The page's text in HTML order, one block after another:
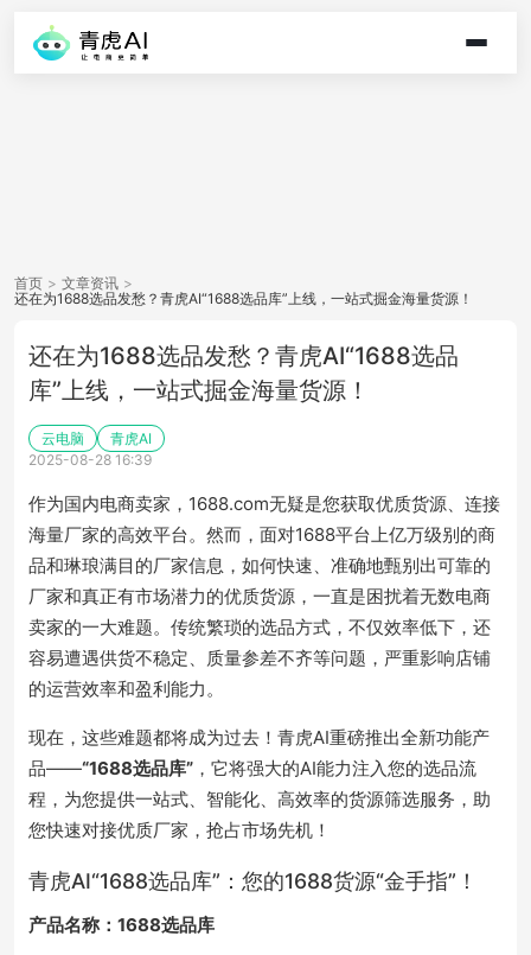
首页 > 文章资讯 >
还在为1688选品发愁？青虎AI“1688选品库”上线，一站式掘金海量货源！
还在为1688选品发愁？青虎AI“1688选品
库”上线，一站式掘金海量货源！
云电脑
青虎AI
2025-08-28 16:39
作为国内电商卖家，1688.com无疑是您获取优质货源、连接
海量厂家的高效平台。然而，面对1688平台上亿万级别的商
品和琳琅满目的厂家信息，如何快速、准确地甄别出可靠的
厂家和真正有市场潜力的优质货源，一直是困扰着无数电商
卖家的一大难题。传统繁琐的选品方式，不仅效率低下，还
容易遭遇供货不稳定、质量参差不齐等问题，严重影响店铺
的运营效率和盈利能力。
现在，这些难题都将成为过去！青虎AI重磅推出全新功能产
品——“1688选品库” ，它将强大的AI能力注入您的选品流
程，为您提供一站式、智能化、高效率的货源筛选服务，助
您快速对接优质厂家，抢占市场先机！
青虎AI“1688选品库”：您的1688货源“金手指”！
产品名称：1688选品库